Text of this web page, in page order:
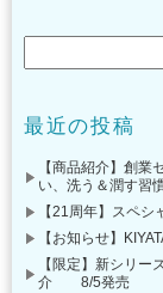
最近の投稿
【商品紹介】創
い、洗う＆潤す習慣
【21周年】スペシ
【お知らせ】
【限定】新シリ
介 8/5発売